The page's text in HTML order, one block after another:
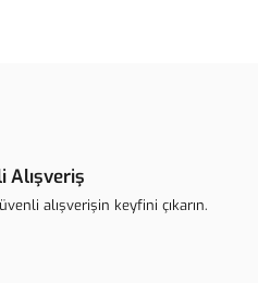
bulunuyor.
Alışveriş
alışverişin keyfini çıkarın.